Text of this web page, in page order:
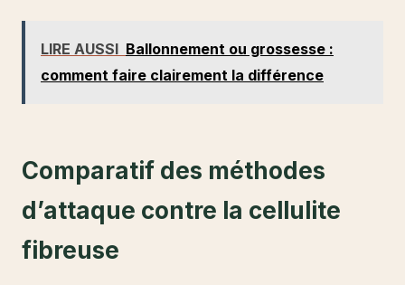
LIRE AUSSI Ballonnement ou grossesse :
comment faire clairement la différence
Comparatif des méthodes
d’attaque contre la cellulite
fibreuse